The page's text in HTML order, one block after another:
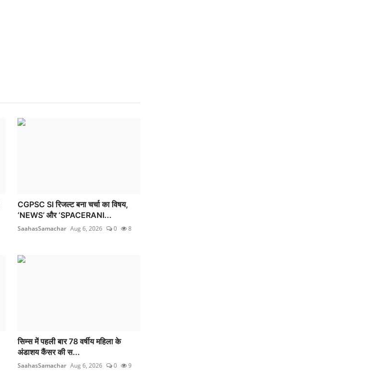
CGPSC SI रिजल्ट बना चर्चा का विषय,
‘NEWS’ और ‘SPACERANI...
SaahasSamachar Aug 6, 2026 0 8
सिम्स में पहली बार 78 वर्षीय महिला के
अंडाशय कैंसर की स...
SaahasSamachar Aug 6, 2026 0 9